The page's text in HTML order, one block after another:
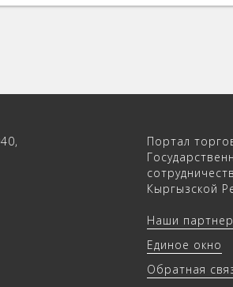
Портал
Кыргызской
Наши
Единое окно
Обратная